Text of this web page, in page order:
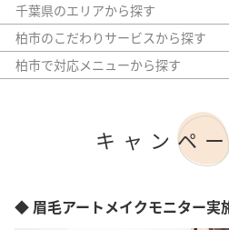
埼玉県
東京都
神奈川県
千葉県のエリアから探す
市川市
柏市
柏市のこだわりサービスから探す
駅から徒歩5分以内
20時以降OK
女性スタッフのみ
柏市で対応メニューから探す
リラクゼーション（ヘッドスパ）
キャンペ
◆ 眉毛アートメイクモニター実